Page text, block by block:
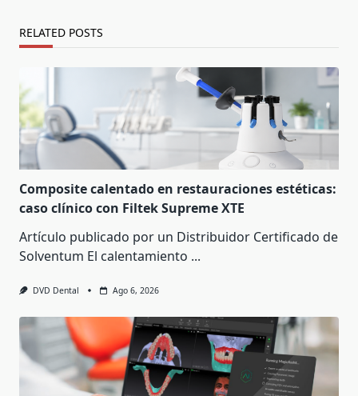
RELATED POSTS
Composite calentado en restauraciones estéticas:
caso clínico con Filtek Supreme XTE
Artículo publicado por un Distribuidor Certificado de
Solventum El calentamiento ...
DVD Dental Ago 6, 2026